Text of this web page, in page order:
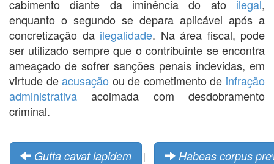
cabimento diante da iminência do ato ilegal,
enquanto o segundo se depara aplicável após a
concretização da ilegalidade. Na área fiscal, pode
ser utilizado sempre que o contribuinte se encontra
ameaçado de sofrer sanções penais indevidas, em
virtude deacusação ou de cometimento de infração
administrativa acoimada com desdobramento
criminal.
Gutta cavat lapidem | Habeas corpus